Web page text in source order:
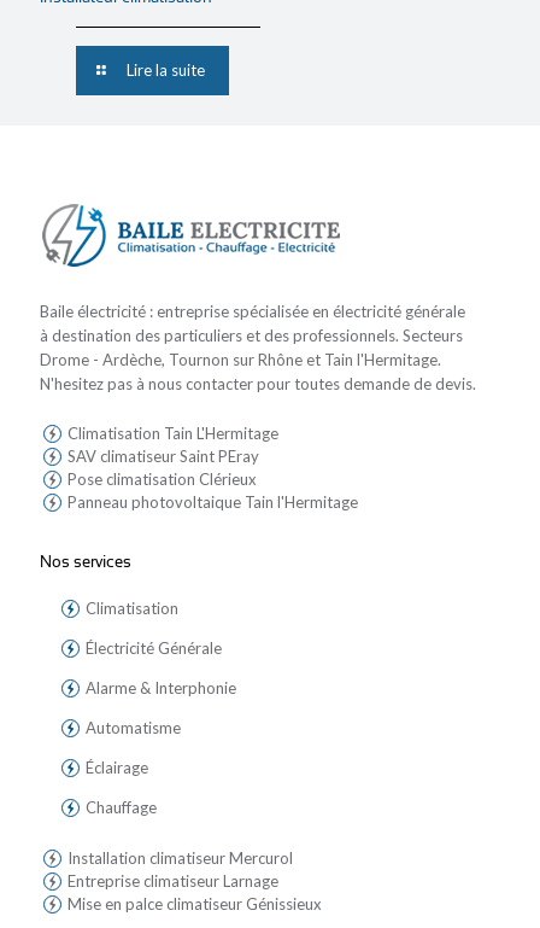
Lire la suite
Baile électricité : entreprise spécialisée en électricité générale
à destination des particuliers et des professionnels. Secteurs
Drome - Ardèche, Tournon sur Rhône et Tain l'Hermitage.
N'hesitez pas à nous contacter pour toutes demande de devis.
Climatisation Tain L'Hermitage
SAV climatiseur Saint PEray
Pose climatisation Clérieux
Panneau photovoltaique Tain l'Hermitage
Nos services
Climatisation
Électricité Générale
Alarme & Interphonie
Automatisme
Éclairage
Chauffage
Installation climatiseur Mercurol
Entreprise climatiseur Larnage
Mise en palce climatiseur Génissieux